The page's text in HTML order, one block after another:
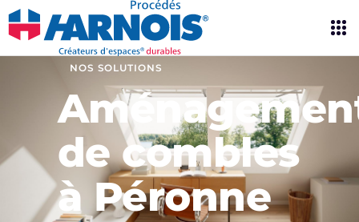
NOS SOLUTIONS
de combles
à Péronne